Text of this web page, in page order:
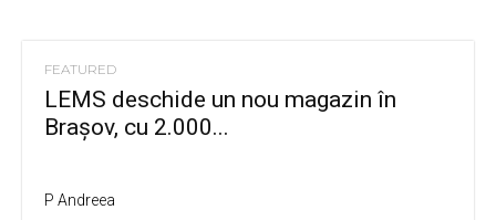
FEATURED
LEMS deschide un nou magazin în
Brașov, cu 2.000...
P Andreea